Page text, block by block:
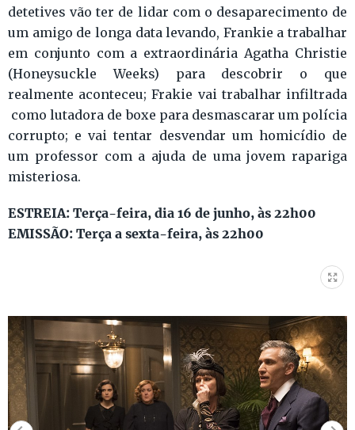
detetives vão ter de lidar com o desaparecimento de
um amigo de longa data levando, Frankie a trabalhar
em conjunto com a extraordinária Agatha Christie
(Honeysuckle Weeks) para descobrir o que
realmente aconteceu; Frakie vai trabalhar infiltrada
como lutadora de boxe para desmascarar um polícia
corrupto; e vai tentar desvendar um homicídio de
um professor com a ajuda de uma jovem rapariga
misteriosa.
ESTREIA: Terça-feira, dia 16 de junho, às 22h00
EMISSÃO: Terça a sexta-feira, às 22h00